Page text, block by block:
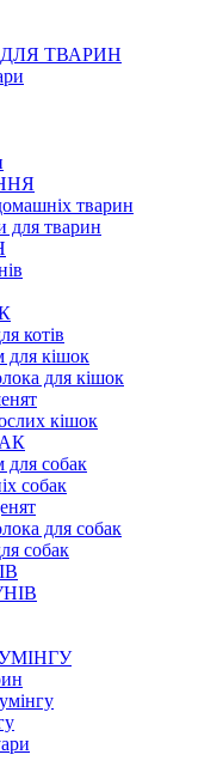
ТВАРИН
тварин
для тварин
котів
для кішок
для кішок
кішок
для собак
собак
для собак
собак